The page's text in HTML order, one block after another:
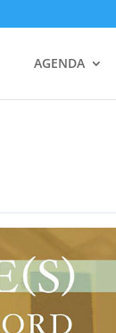
AGENDA